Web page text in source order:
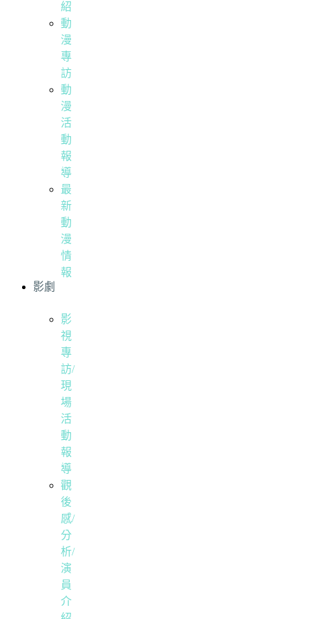
紹
動
漫
專
訪
動
漫
活
動
報
導
最
新
動
漫
情
報
影劇
影
視
專
訪/
現
場
活
動
報
導
觀
後
感/
分
析/
演
員
介